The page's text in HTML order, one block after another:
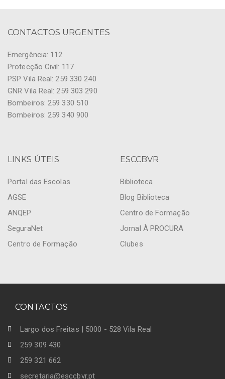
CONTACTOS URGENTES
Emergência: 112
Protecção Civil: 117
PSP Vila Real: 259 330 240
GNR Vila Real: 259 303 290
Bombeiros: 259 330 510
Bombeiros: 259 340 900
LINKS ÚTEIS
Portal das Escolas
AGSE
ANQEP
SeguraNet
Centro de Formação
ESCCBVR
Biblioteca
Blog Biblioteca
Centro de Formação
Jornal À PROCURA
Clubes
CONTACTOS
Largo dos Freitas | 5000 - 528 Vila Real
259 309 430
259 321 662
secretaria@esccbvr.pt